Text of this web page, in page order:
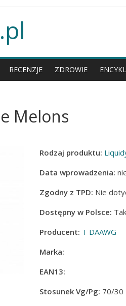
RECENZJE ZDROWIE
Melons
Rodzaj produktu:
Data wprowadzenia:
Zgodny z TPD: Nie
Dostępny w Polsce: Tak
Producent: T DAAWG
Marka:
EAN13:
Stosunek Vg/Pg: 70/30